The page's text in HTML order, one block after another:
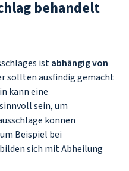
behandelt
istabhängig von
sollten ausfindig gemacht
kann eine
sein, um
können
Beispiel bei
sich mit Abheilung